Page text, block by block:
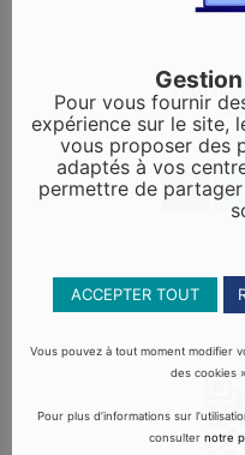
Pour vous fournir
expérience sur le site,
vous proposer des
adaptés à vos
permettre de
ACCEPTER TOUT
Vous pouvez à tout moment modifier
des cookies
Pour plus d’informations sur
consulternotre